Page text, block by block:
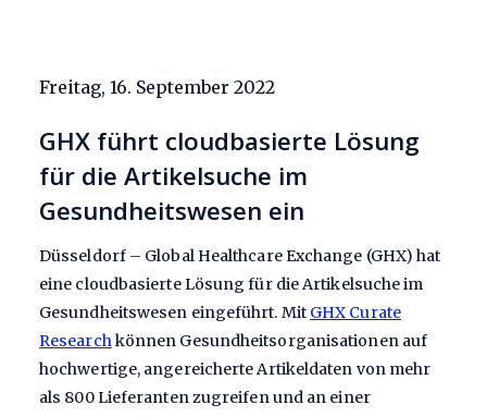
Freitag, 16. September 2022
GHX führt cloudbasierte Lösung
für die Artikelsuche im
Gesundheitswesen ein
Düsseldorf – Global Healthcare Exchange (GHX) hat
eine cloudbasierte Lösung für die Artikelsuche im
Gesundheitswesen eingeführt. MitGHX Curate
Researchkönnen Gesundheitsorganisationen auf
hochwertige, angereicherte Artikeldaten von mehr
als 800 Lieferanten zugreifen und an einer